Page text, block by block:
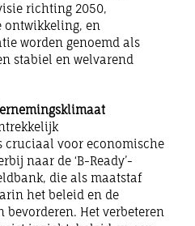
richting 2050,
ontwikkeling, en
worden genoemd als
stabiel en welvarend
voor economische
naar de ‘B-Ready’-
die als maatstaf
het beleid en de
bevorderen. Het verbeteren